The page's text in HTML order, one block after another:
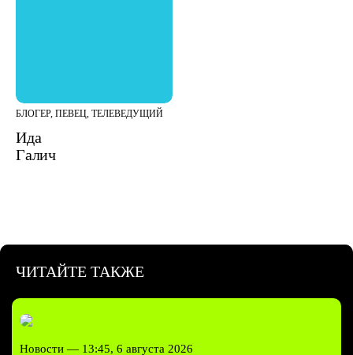
БЛОГЕР, ПЕВЕЦ, ТЕЛЕВЕДУЩИЙ
Ида
Галич
ЧИТАЙТЕ ТАКЖЕ
Новости — 13:45, 6 августа 2026